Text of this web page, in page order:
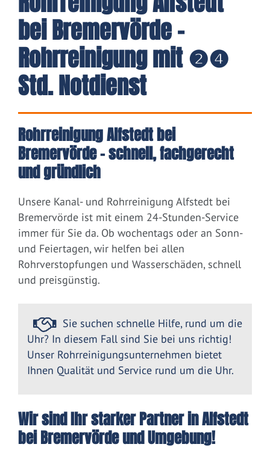
bei Bremervörde -
Rohrreinigung mit ❷❹
Std. Notdienst
Rohrreinigung Alfstedt bei
Bremervörde – schnell, fachgerecht
und gründlich
Unsere Kanal- und Rohrreinigung Alfstedt bei
Bremervörde ist mit einem 24-Stunden-Service
immer für Sie da. Ob wochentags oder an Sonn-
und Feiertagen, wir helfen bei allen
Rohrverstopfungen und Wasserschäden, schnell
und preisgünstig.
Sie suchen schnelle Hilfe, rund um die
Uhr? In diesem Fall sind Sie bei uns richtig!
Unser Rohrreinigungsunternehmen bietet
Ihnen Qualität und Service rund um die Uhr.
Wir sind Ihr starker Partner in Alfstedt
bei Bremervörde und Umgebung!